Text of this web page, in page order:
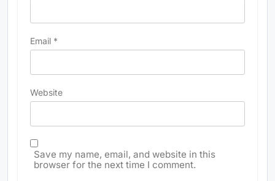
Email *
Website
Save my name, email, and website in this
browser for the next time I comment.